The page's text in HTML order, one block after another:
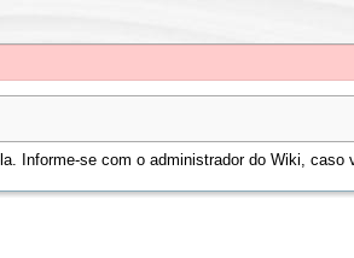
Informe-se com o administrador do Wiki, caso